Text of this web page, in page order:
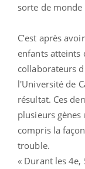
sorte de
C’est après
enfants atteints
collaborateurs
l'Université de
résultat. Ces
plusieurs
compris la
trouble.
« Durant les 4e,